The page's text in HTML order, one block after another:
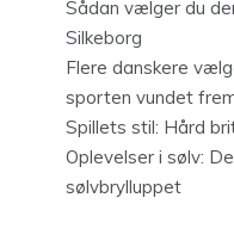
Sådan vælger du
Silkeborg
Flere danskere
sporten vundet
Spillets stil: Hård
Oplevelser i sølv:
sølvbrylluppet